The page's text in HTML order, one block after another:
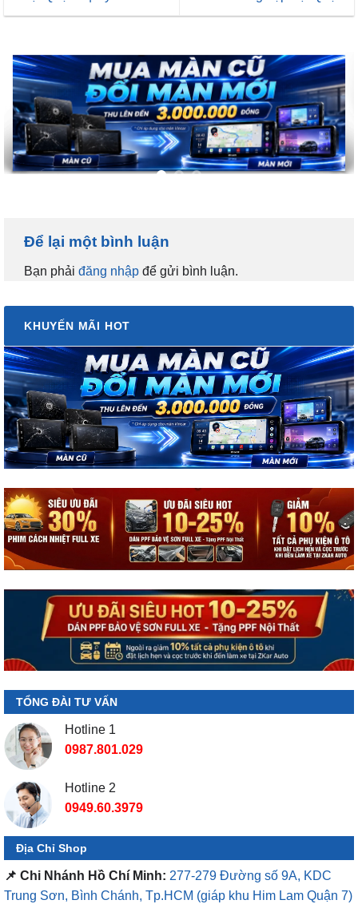
Để lại một bình luận
Bạn phải đăng nhập để gửi bình luận.
KHUYẾN MÃI HOT
TỔNG ĐÀI TƯ VẤN
Hotline 1
0987.801.029
Hotline 2
0949.60.3979
Địa Chỉ Shop
📌 Chi Nhánh Hồ Chí Minh: 277-279 Đường số 9A, KDC
Trung Sơn, Bình Chánh, Tp.HCM (giáp khu Him Lam Quận 7)